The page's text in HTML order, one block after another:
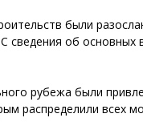
были
сведения об
рубежа были
распределили всех